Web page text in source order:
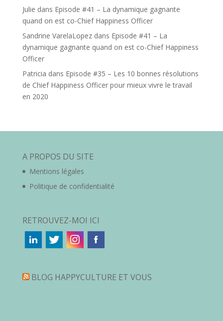
Julie dans Episode #41 – La dynamique gagnante
quand on est co-Chief Happiness Officer
Sandrine VarelaLopezdans Episode #41 – La
dynamique gagnante quand on est co-Chief Happiness
Officer
Patricia dans Episode #35 – Les 10 bonnes résolutions
de Chief Happiness Officer pour mieux vivre le travail
en 2020
A PROPOS DU SITE
Mentions légales
Politique de confidentialité
RETROUVEZ-MOI ICI
BLOG HAPPYCULTURE ET VOUS